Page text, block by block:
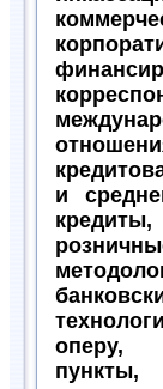
и
оперу,
пункты,